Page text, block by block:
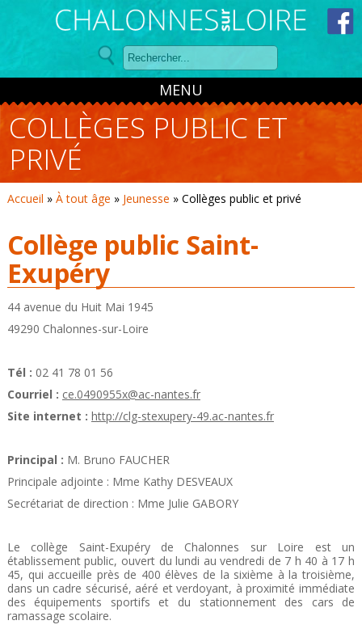
Panneau de gestion des cookies
MENU
COLLÈGES PUBLIC ET
PRIVÉ
Accueil » À tout âge » Jeunesse » Collèges public et privé
Collège public Saint-
Exupéry
44 avenue du Huit Mai 1945
49290 Chalonnes-sur-Loire
Tél : 02 41 78 01 56
Courriel : ce.0490955x@ac-nantes.fr
Site internet : http://clg-stexupery-49.ac-nantes.fr
Principal : M. Bruno FAUCHER
Principale adjointe : Mme Kathy DESVEAUX
Secrétariat de direction : Mme Julie GABORY
Le collège Saint-Exupéry de Chalonnes sur Loire est un
établissement public, ouvert du lundi au vendredi de 7 h 40 à 17 h
45, qui accueille près de 400 élèves de la sixième à la troisième,
dans un cadre sécurisé, aéré et verdoyant, à proximité immédiate
des équipements sportifs et du stationnement des cars de
ramassage scolaire.